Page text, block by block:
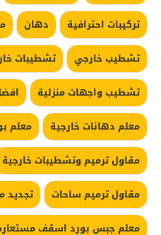
تركيبات احترافية
دهان
تشطيب خارجي
تشطيبات
تشطيب واجهات منزلية
معلم دهانات خارجية
معلم
مقاول ترميم وتشطيبات خارجية
مقاول ترميم ساحات
تجديد
معلم جبس بورد اسقف